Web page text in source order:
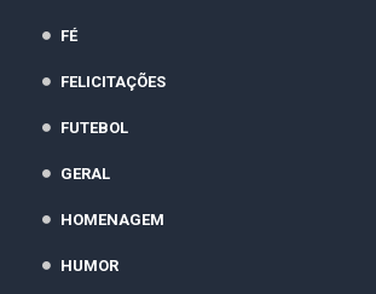
FÉ
FELICITAÇÕES
FUTEBOL
GERAL
HOMENAGEM
HUMOR